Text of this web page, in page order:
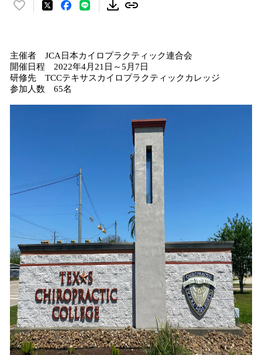
い
数
を
読
主催者 JCA日本カイロプラクティック連合会
開催日程 2022年4月21日～5月7日
研修先 TCCテキサスカイロプラクティックカレッジ
参加人数 65名